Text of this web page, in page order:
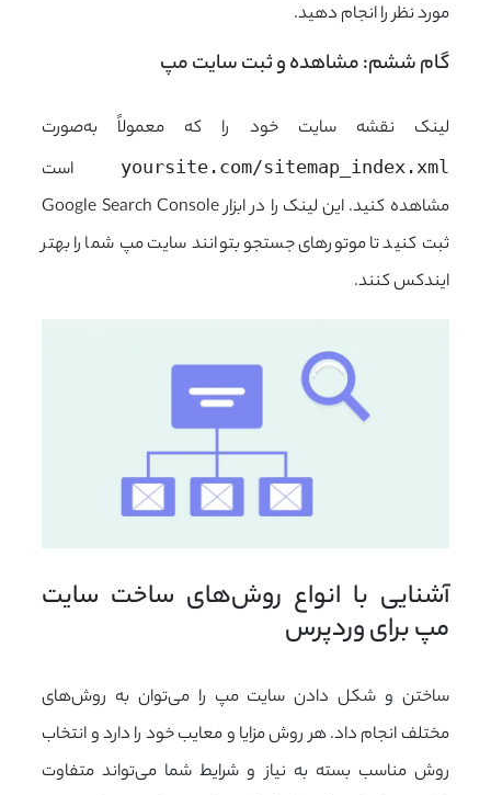
مورد نظر را انجام دهید.
گام ششم: مشاهده و ثبت سایت مپ
لینک نقشه سایت خود را که معمولاً به‌صورت
yoursite.com/sitemap_index.xml
است
مشاهده کنید. این لینک را در ابزار Google Search Console
ثبت کنید تا موتورهای جستجو بتوانند سایت مپ شما را بهتر
ایندکس کنند.
مپ برای وردپرس
ساختن و شکل دادن سایت مپ را می‌توان به روش‌های
مختلف انجام داد. هر روش مزایا و معایب خود را دارد و انتخاب
روش مناسب بسته به نیاز و شرایط شما می‌تواند متفاوت